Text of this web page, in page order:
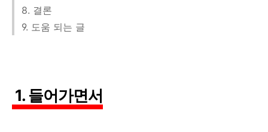
8. 결론
9. 도움 되는 글
1. 들어가면서